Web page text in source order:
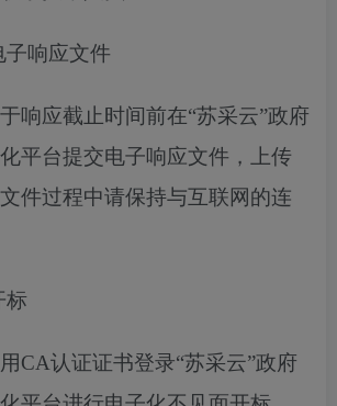
子响应文件
响应截止时间前在“苏采云”政府
平台提交电子响应文件，上传
件过程中请保持与互联网的连
标
CA认证证书登录“苏采云”政府